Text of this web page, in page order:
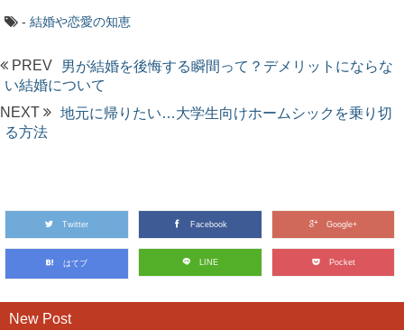
- 結婚や恋愛の知恵
PREV
男が結婚を後悔する瞬間って？デメリットにならな
い結婚について
NEXT
地元に帰りたい…大学生向けホームシックを乗り切
る方法
Twitter Facebook Google+
はてブ LINE Pocket
New Post